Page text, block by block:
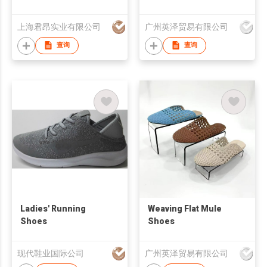
上海君昂实业有限公司
查询
广州英泽贸易有限公司
查询
Ladies' Running
Shoes
现代鞋业国际公司
Weaving Flat Mule
Shoes
广州英泽贸易有限公司